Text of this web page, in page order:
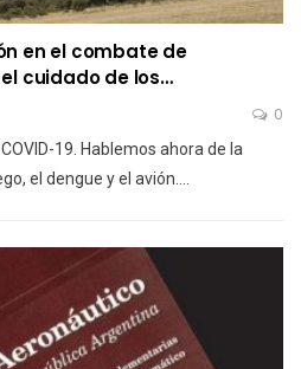
en el combate de
cuidado de los…
0
19. Hablemos ahora de la
el dengue y el avión.…